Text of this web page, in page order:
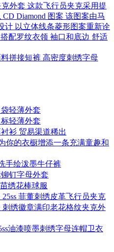
外套 这款飞行员夹克采用提
Diamond 图案 该图案由马
计 以立体线条菱形图案重新诠
配罗纹衣领 袖口和底边 舒适
拼接短裤 高密度刺绣字母
轻薄外套
轻薄外套
衫 贸易渠道稀出
你的衣橱增添一条充满童趣和
手绘泼墨牛仔裤
铆钉字母外套
绣花棒球服
菲董刺绣皮革飞行员夹克
刺绣徽章满印老花格纹夹克外
油漆喷墨刺绣字母连帽卫衣